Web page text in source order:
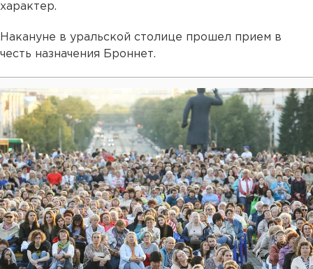
характер.
Накануне в уральской столице прошел прием в
честь назначения Броннет.